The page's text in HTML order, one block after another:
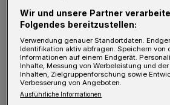
weltweit größten
gab es im Jahr 2021 rund 5,8
Käuferinnen und Käufer von
Dass heute wieder alle
Band liefen, sei nur im
Wir und unsere Partner
Folgendes bereitzustellen:
Verwendung genauer Standortdaten.
Identifikation aktiv abfragen. Speichern von
Informationen auf einem Endgerät.
Inhalte, Messung von Werbeleistung und
Inhalten, Zielgruppenforschung sowie
Verbesserung von Angeboten.
Ausführliche Informationen